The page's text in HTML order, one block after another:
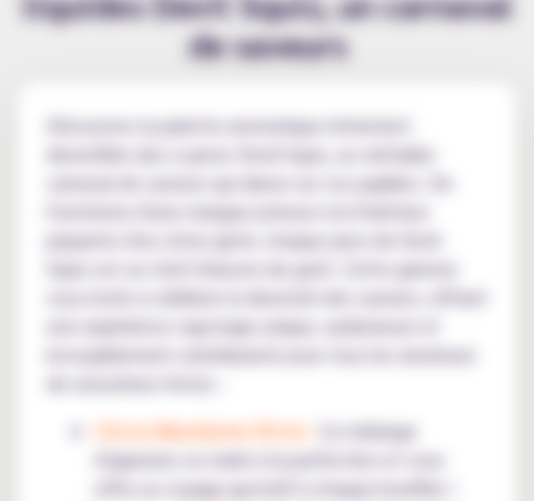
de saveurs
Découvrez la palette aromatique richement
diversifiée des e-juices Devil Squiz, un véritable
carnaval de saveurs qui danse sur vos papilles. De
l'exotisme d'une mangue juteuse à la fraîcheur
piquante d'un citron givré, chaque juice de Devil
Squiz est un chef-d'œuvre de goût. Cette gamme
vous invite à célébrer la diversité des saveurs, offrant
une expérience vapotage unique, audacieuse et
incroyablement satisfaisante pour tous les amateurs
Citron Mandarine 50 ml :
Ce mélange
d'agrumes se marie à la perfection et vous
offre un voyage gustatif à chaque bouffée !